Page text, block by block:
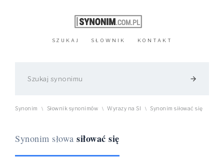
SZUKAJ SŁOWNIK KONTAKT
arrow_forward
Synonim \ Słownik synonimów \ Wyrazy na SI \ Synonim siłować się
Synonim słowa siłować się